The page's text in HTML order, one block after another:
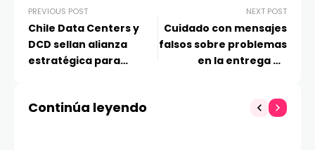
PREVIOUS POST
Chile Data Centers y
DCD sellan alianza
estratégica para
Latinoamérica
NEXT POST
Cuidado con mensajes
falsos sobre problemas
en la entrega de
Continúa leyendo